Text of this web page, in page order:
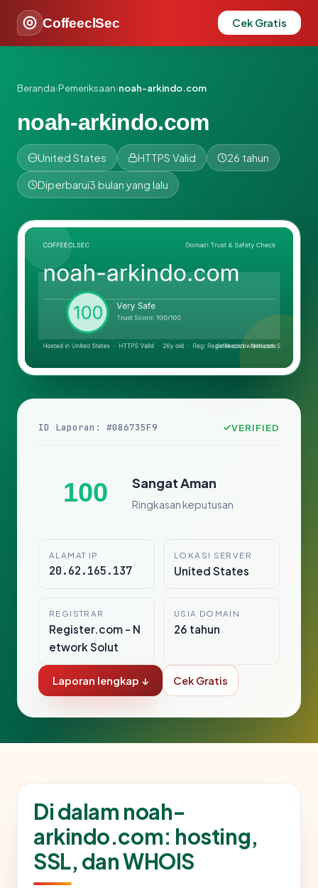
CoffeeclSec Cek Gratis
Beranda›Pemeriksaan›noah-arkindo.com
noah-arkindo.com
United States HTTPS Valid 26 tahun
Diperbarui3 bulan yang lalu
ID Laporan: #086735F9 VERIFIED
100 Sangat Aman
Ringkasan keputusan
ALAMAT IP
20.62.165.137
LOKASI SERVER
United States
REGISTRAR
Register.com - N
etwork Solut
USIA DOMAIN
26 tahun
Laporan lengkap ↓ Cek Gratis
Di dalam noah-
arkindo.com: hosting,
SSL, dan WHOIS